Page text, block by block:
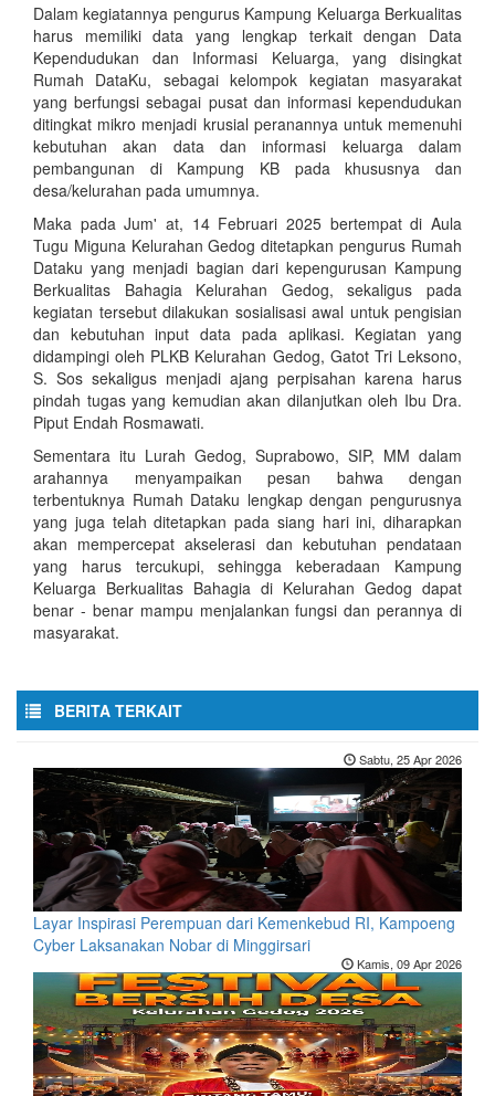
Dalam kegiatannya pengurus Kampung Keluarga Berkualitas
harus memiliki data yang lengkap terkait dengan Data
Kependudukan dan Informasi Keluarga, yang disingkat
Rumah DataKu, sebagai kelompok kegiatan masyarakat
yang berfungsi sebagai pusat dan informasi kependudukan
ditingkat mikro menjadi krusial peranannya untuk memenuhi
kebutuhan akan data dan informasi keluarga dalam
pembangunan di Kampung KB pada khususnya dan
desa/kelurahan pada umumnya.
Maka pada Jum' at, 14 Februari 2025 bertempat di Aula
Tugu Miguna Kelurahan Gedog ditetapkan pengurus Rumah
Dataku yang menjadi bagian dari kepengurusan Kampung
Berkualitas Bahagia Kelurahan Gedog, sekaligus pada
kegiatan tersebut dilakukan sosialisasi awal untuk pengisian
dan kebutuhan input data pada aplikasi. Kegiatan yang
didampingi oleh PLKB Kelurahan Gedog, Gatot Tri Leksono,
S. Sos sekaligus menjadi ajang perpisahan karena harus
pindah tugas yang kemudian akan dilanjutkan oleh Ibu Dra.
Piput Endah Rosmawati.
Sementara itu Lurah Gedog, Suprabowo, SIP, MM dalam
arahannya menyampaikan pesan bahwa dengan
terbentuknya Rumah Dataku lengkap dengan pengurusnya
yang juga telah ditetapkan pada siang hari ini, diharapkan
akan mempercepat akselerasi dan kebutuhan pendataan
yang harus tercukupi, sehingga keberadaan Kampung
Keluarga Berkualitas Bahagia di Kelurahan Gedog dapat
benar - benar mampu menjalankan fungsi dan perannya di
masyarakat.
BERITA TERKAIT
Sabtu, 25 Apr 2026
Layar Inspirasi Perempuan dari Kemenkebud RI, Kampoeng
Cyber Laksanakan Nobar di Minggirsari
Kamis, 09 Apr 2026